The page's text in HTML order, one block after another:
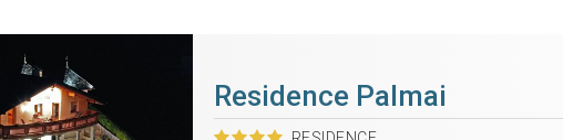
Residence Palmai